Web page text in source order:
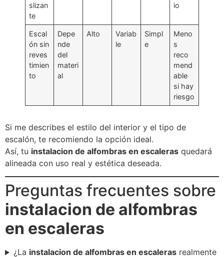
slizan
te
io
Escal
ón sin
reves
timien
to
Depe
nde
del
materi
al
Alto
Variab
le
Simpl
e
Meno
s
reco
mend
able
si hay
riesgo
Si me describes el estilo del interior y el tipo de
escalón, te recomiendo la opción ideal.
Así, tu instalacion de alfombras en escaleras quedará
alineada con uso real y estética deseada.
Preguntas frecuentes sobre
instalacion de alfombras
en escaleras
¿La instalacion de alfombras en escalerasrealmente